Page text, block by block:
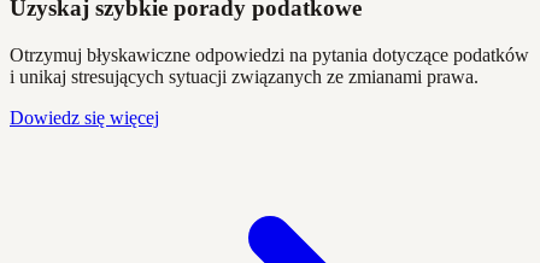
Uzyskaj szybkie porady podatkowe
Otrzymuj błyskawiczne odpowiedzi na pytania dotyczące podatków
i unikaj stresujących sytuacji związanych ze zmianami prawa.
Dowiedz się więcej